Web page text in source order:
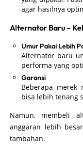
agar hasilnya
Alternator Baru –
Umur Pakai Lebih
Alternator baru
performa yang
Garansi
Beberapa merek
bisa lebih tenang
Namun, membeli
anggaran lebih
tambahan.